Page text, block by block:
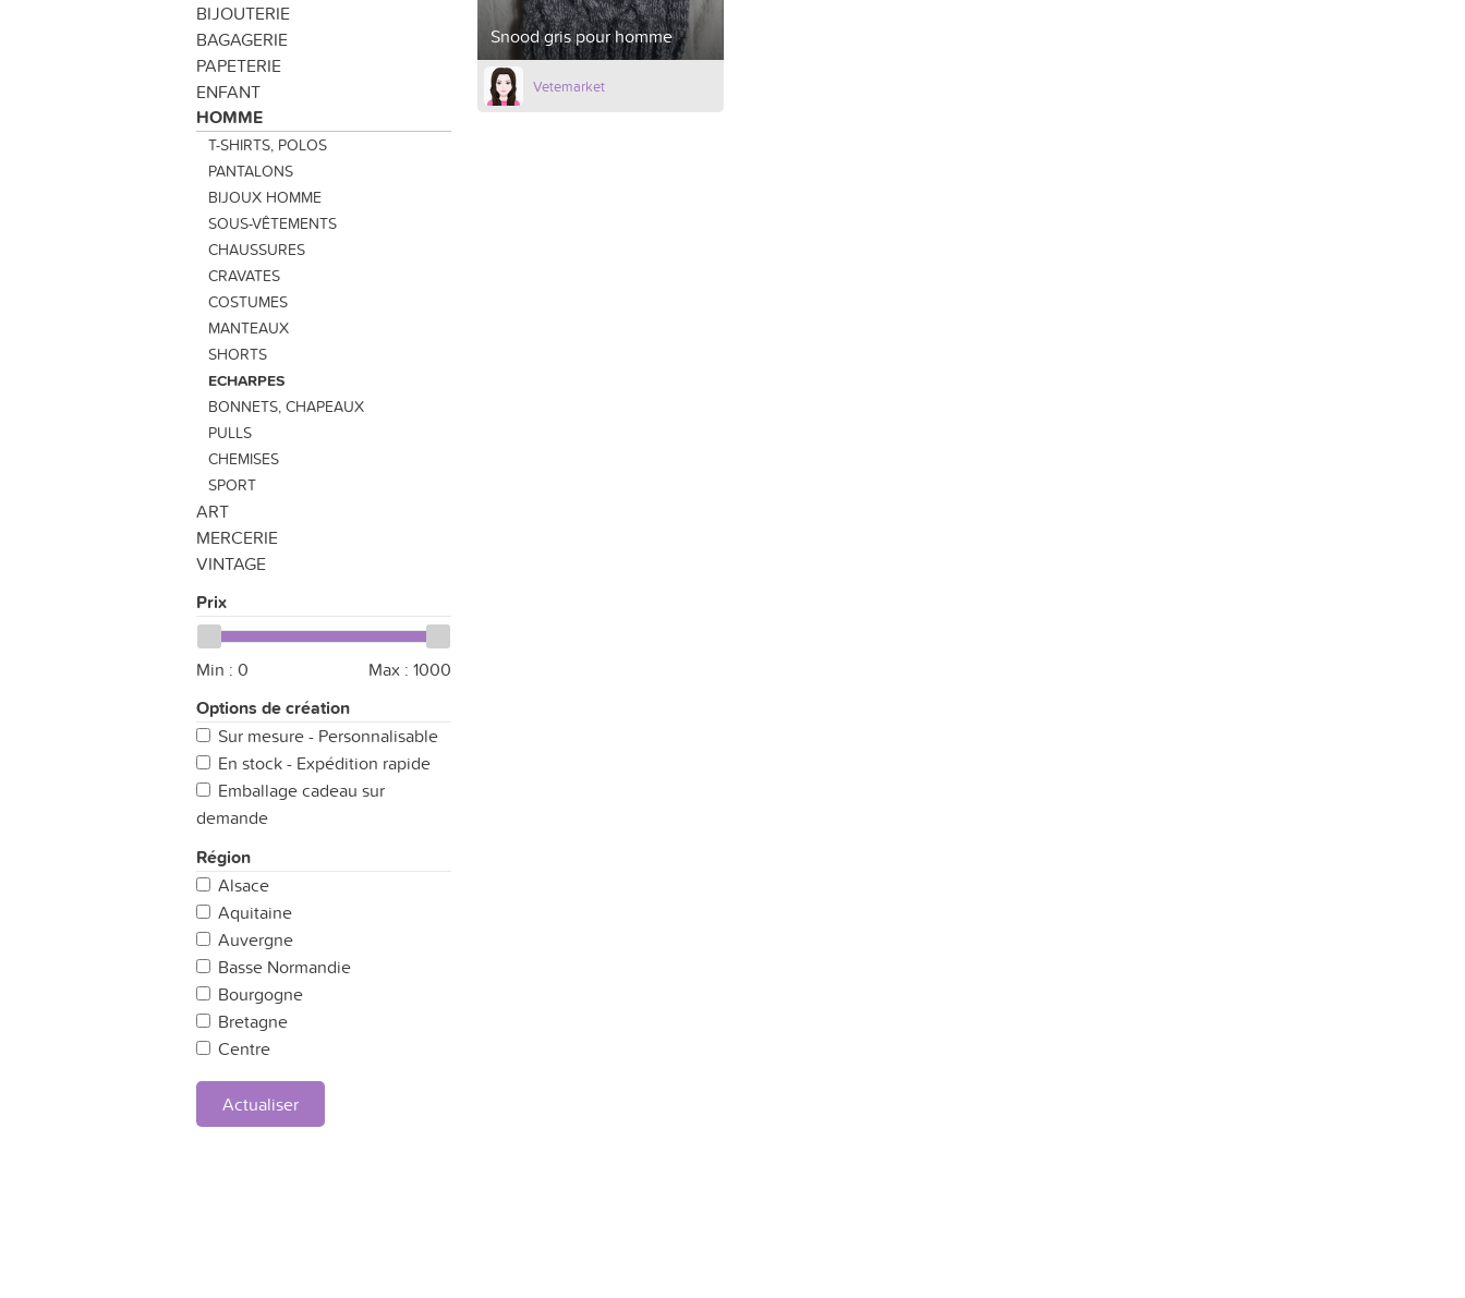
BIJOUTERIE
BAGAGERIE
PAPETERIE
ENFANT
HOMME
T-SHIRTS, POLOS
PANTALONS
BIJOUX HOMME
SOUS-VÊTEMENTS
CHAUSSURES
CRAVATES
COSTUMES
MANTEAUX
SHORTS
ECHARPES
BONNETS, CHAPEAUX
PULLS
CHEMISES
SPORT
ART
MERCERIE
VINTAGE
Prix
Min : 0 Max : 1000
Options de création
Sur mesure - Personnalisable
En stock - Expédition rapide
Emballage cadeau sur
demande
Région
Alsace
Aquitaine
Auvergne
Basse Normandie
Bourgogne
Bretagne
Centre
Champagne Ardennes
Corse
Franche Comté
Actualiser
Snood gris pour homme
Vetemarket